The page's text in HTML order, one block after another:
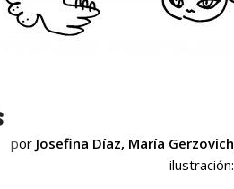
por Josefina Díaz, María Gerzovich
ilustración: